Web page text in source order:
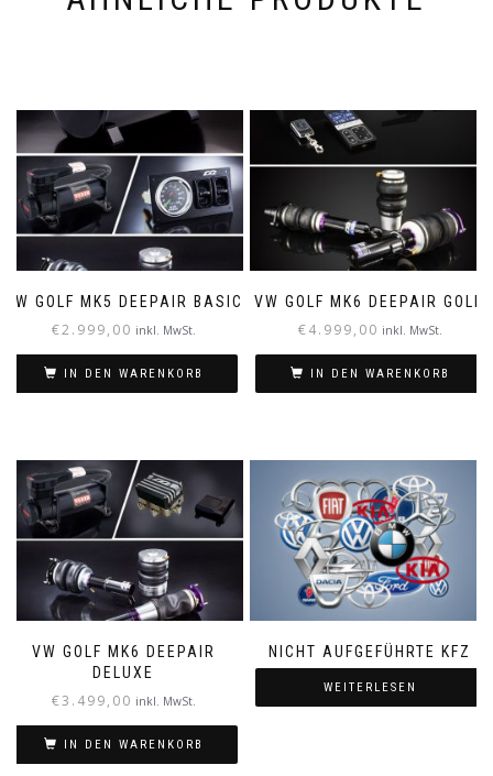
VW GOLF MK5 DEEPAIR BASIC
€2.999,00 inkl. MwSt.
IN DEN WARENKORB
VW GOLF MK6 DEEPAIR GOLD
€4.999,00 inkl. MwSt.
IN DEN WARENKORB
VW GOLF MK6 DEEPAIR
DELUXE
€3.499,00 inkl. MwSt.
IN DEN WARENKORB
NICHT AUFGEFÜHRTE KFZ
WEITERLESEN